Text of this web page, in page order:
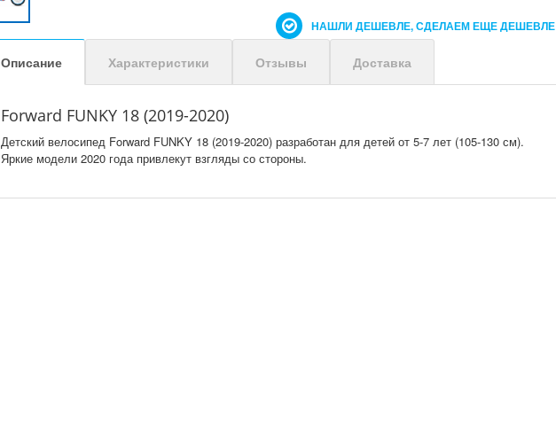
НАШЛИ ДЕШЕВЛЕ, СДЕЛАЕМ ЕЩЕ ДЕШЕВЛЕ
Описание Характеристики Отзывы Доставка
Forward FUNKY 18 (2019-2020)
Детский велосипед Forward FUNKY 18 (2019-2020) разработан для детей от 5-7 лет (105-130 см).
Яркие модели 2020 года привлекут взгляды со стороны.